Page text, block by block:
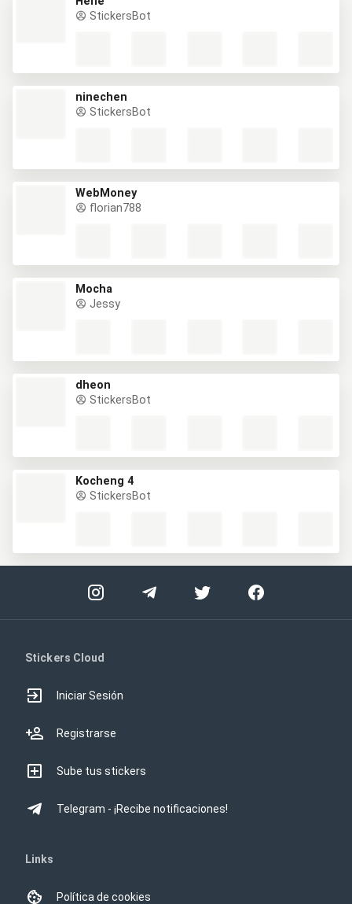
StickersBot
ninechen
StickersBot
WebMoney
florian788
Mocha
Jessy
dheon
StickersBot
Kocheng 4
StickersBot
Stickers Cloud
Iniciar Sesión
Registrarse
Sube tus stickers
Telegram - ¡Recibe notificaciones!
Links
Política de cookies